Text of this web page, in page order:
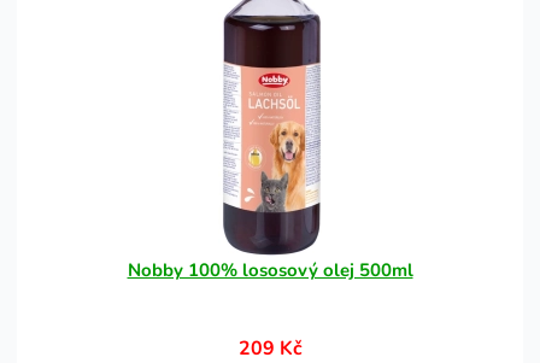
Nobby 100% lososový olej 500ml
209 Kč